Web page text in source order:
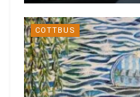
COTTBUS